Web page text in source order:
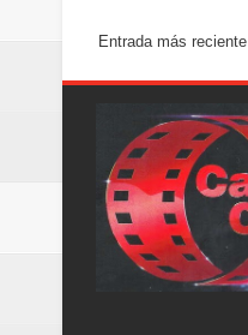
Entrada más reciente